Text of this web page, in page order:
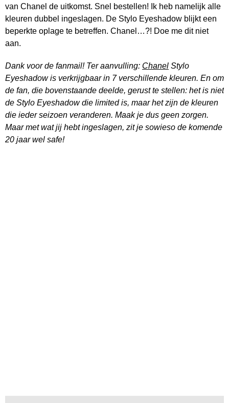
van Chanel de uitkomst. Snel bestellen! Ik heb namelijk alle
kleuren dubbel ingeslagen. De Stylo Eyeshadow blijkt een
beperkte oplage te betreffen. Chanel…?! Doe me dit niet
aan.
Dank voor de fanmail! Ter aanvulling: Chanel Stylo
Eyeshadow is verkrijgbaar in 7 verschillende kleuren. En om
de fan, die bovenstaande deelde, gerust te stellen: het is niet
de Stylo Eyeshadow die limited is, maar het zijn de kleuren
die ieder seizoen veranderen. Maak je dus geen zorgen.
Maar met wat jij hebt ingeslagen, zit je sowieso de komende
20 jaar wel safe!